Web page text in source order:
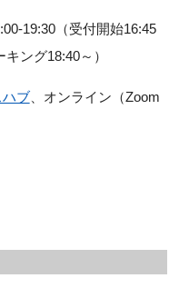
19:30（受付開始16:45
ング18:40～）
ブ、オンライン（Zoom